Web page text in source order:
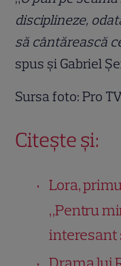
disciplineze,
să cântărească
spus și Gabriel
Sursa foto: Pro TV
Citește și:
Lora,
„Pentru
interesant